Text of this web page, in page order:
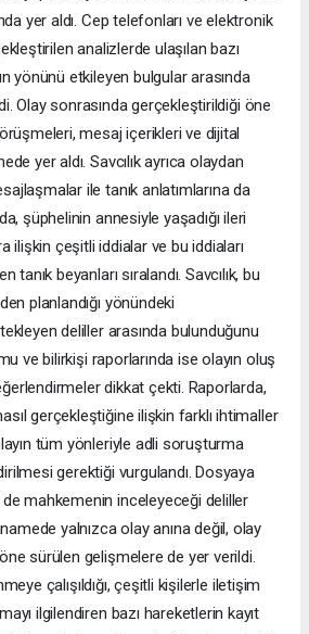
yer aldı. Cep telefonları ve elektronik
analizlerde ulaşılan bazı
yönünü etkileyen bulgular arasında
Olay sonrasında gerçekleştirildiği öne
mesaj içerikleri ve dijital
yer aldı. Savcılık ayrıca olaydan
ile tanık anlatımlarına da
şüphelinin annesiyle yaşadığı ileri
ilişkin çeşitli iddialar ve bu iddiaları
beyanları sıralandı. Savcılık, bu
planlandığı yönündeki
deliller arasında bulunduğunu
ve bilirkişi raporlarında ise olayın oluş
dikkat çekti. Raporlarda,
gerçekleştiğine ilişkin farklı ihtimaller
tüm yönleriyle adli soruşturma
gerektiği vurgulandı. Dosyaya
mahkemenin inceleyeceği deliller
yalnızca olay anına değil, olay
sürülen gelişmelere de yer verildi.
çalışıldığı, çeşitli kişilerle iletişim
ilgilendiren bazı hareketlerin kayıt